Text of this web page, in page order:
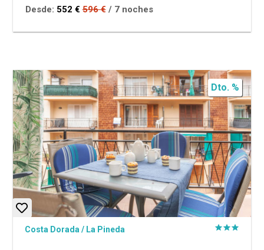
Desde: 552 € 596 € / 7 noches
Dto. %
Costa Dorada / La Pineda